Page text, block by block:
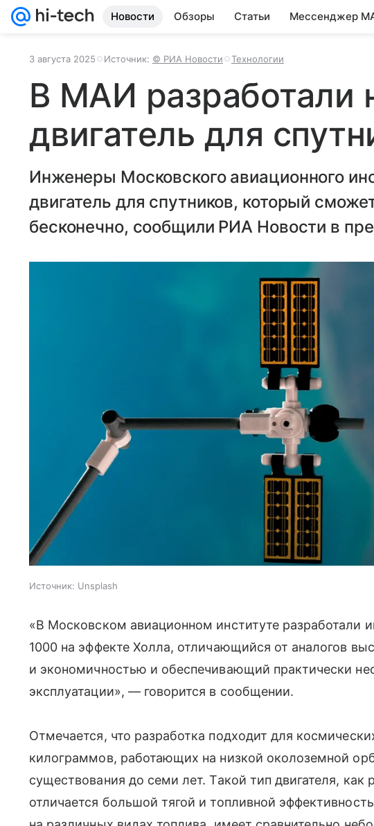
Новости Обзоры Статьи Мессенджер
3 августа 2025 Источник: © РИА Новости Технологии
В МАИ разработали
двигатель для
Инженеры Московского авиационного
двигатель для спутников, который
бесконечно, сообщили РИА Новости в
Источник: Unsplash
«В Московском авиационном институте разработали
1000 на эффекте Холла, отличающийся от аналогов
и экономичностью и обеспечивающий практически
эксплуатации», — говорится в сообщении.
Отмечается, что разработка подходит для
килограммов, работающих на низкой околоземной
существования до семи лет. Такой тип двигателя, как
отличается большой тягой и топливной